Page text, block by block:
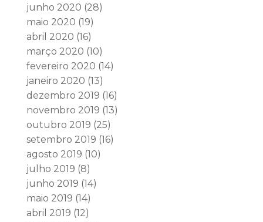
junho 2020 (28)
maio 2020 (19)
abril 2020 (16)
março 2020 (10)
fevereiro 2020 (14)
janeiro 2020 (13)
dezembro 2019 (16)
novembro 2019 (13)
outubro 2019 (25)
setembro 2019 (16)
agosto 2019 (10)
julho 2019 (8)
junho 2019 (14)
maio 2019 (14)
abril 2019 (12)